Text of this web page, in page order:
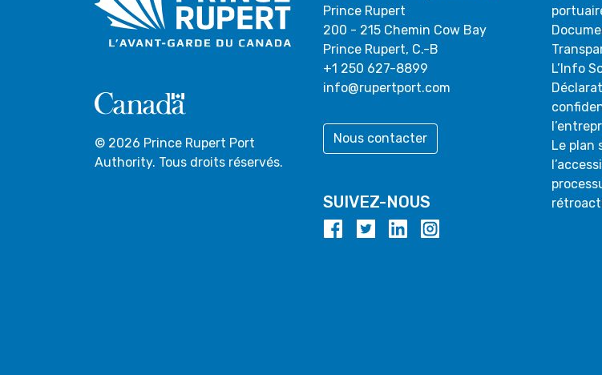
© 2026 Prince Rupert Port
Authority. Tous droits réservés.
Prince Rupert
200 - 215 Chemin Cow Bay
Prince Rupert, C.-B
+1 250 627-8899
info@rupertport.com
Nous contacter
SUIVEZ-NOUS
L’Info
Le plan